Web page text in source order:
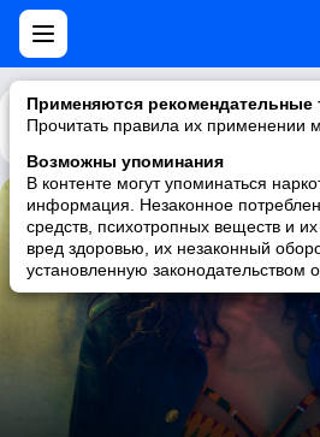
Применяются рекомендательные
Прочитать правила их применении
Возможны упоминания
В контенте могут упоминаться
информация. Незаконное
средств, психотропных веществ и
вред здоровью, их незаконный
установленную законодательством
Каталог Рекомендации
Malemolencia
Céu